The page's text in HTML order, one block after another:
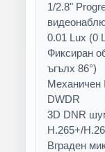
1/2.8"
0.01 Lux (0
Фиксиран
ъгълх 86°)
Механичен
DWDR
3D DNR
H.265+/
Вграден